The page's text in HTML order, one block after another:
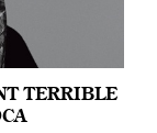
TERRIBLE